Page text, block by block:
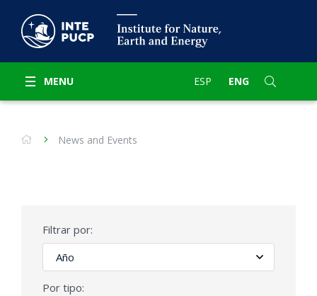
MENU ESP ENG
News and Events
Filtrar por:
Por tipo: